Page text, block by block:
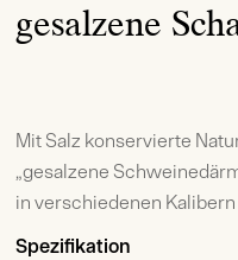
gesalzene
Mit Salz konservierte
„gesalzene
in verschiedenen Kalibern
Spezifikation